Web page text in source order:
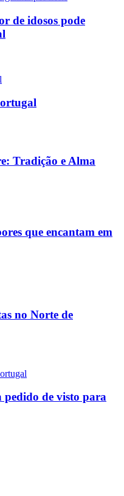
de idosos pode
Tradição e Alma
que encantam em
no Norte de
pedido de visto para